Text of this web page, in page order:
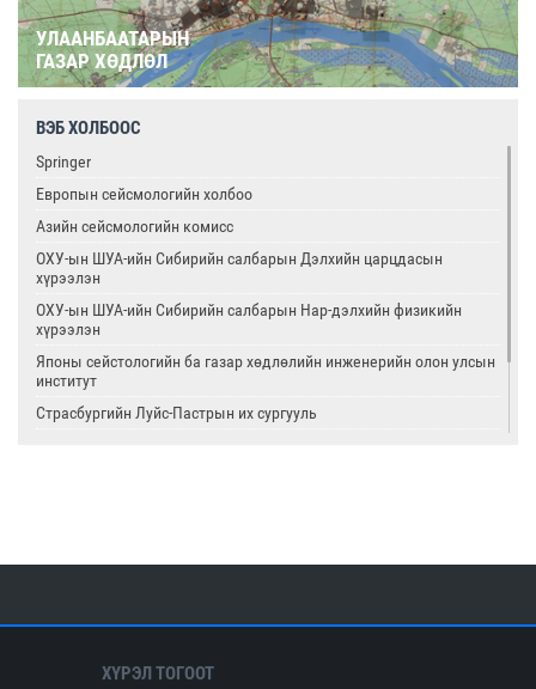
УЛААНБААТАРЫН
ГАЗАР ХӨДЛӨЛ
ВЭБ ХОЛБООС
Springer
Европын сейсмологийн холбоо
Азийн сейсмологийн комисс
ОХУ-ын ШУА-ийн Сибирийн салбарын Дэлхийн царцдасын
хүрээлэн
ОХУ-ын ШУА-ийн Сибирийн салбарын Нар-дэлхийн физикийн
хүрээлэн
Японы сейстологийн ба газар хөдлөлийн инженерийн олон улсын
институт
Страсбургийн Луйс-Пастрын их сургууль
ХҮРЭЛ ТОГООТ